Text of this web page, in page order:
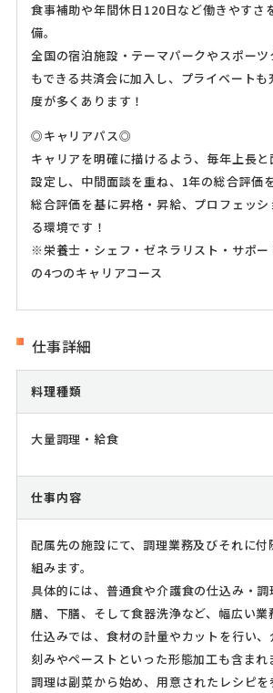
食事補助や年間休日120日など働きやすさ
備。
全国の宿泊施設・テーマパークやスポー
もできる共済会に加入し、プライベート
度が多くあります！
◎キャリアパス◎
キャリアを明確に描けるよう、毎年上長
設定し、中間面談を重ね、1年の総合評価
総合評価を基に昇格・昇給、プロフェッシ
る環境です！
※栄養士・シェフ・ゼネラリスト・サポー
の4つのキャリアコース
仕事詳細
料理種類
大量調理・給食
仕事内容
配属先の施設にて、調理業務及びそれに付
組みます。
具体的には、普通食や介護食の仕込み・
膳、下膳、そして食器洗浄など、幅広い業
仕込みでは、食材の計量やカットを行い
刻みやペーストといった形態加工も含まれ
調理は副菜から始め、用意されたレシピ